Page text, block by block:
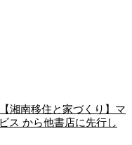
湘南移住と家づくり】マ
ス から他書店に先行し